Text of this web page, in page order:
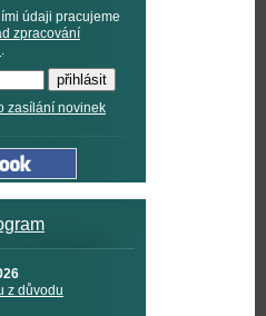
údaji pracujeme
zpracování
.
zasílání novinek
z důvodu